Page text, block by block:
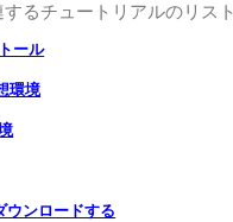
るチュートリアルのリス
ール
環境
ウンロードする